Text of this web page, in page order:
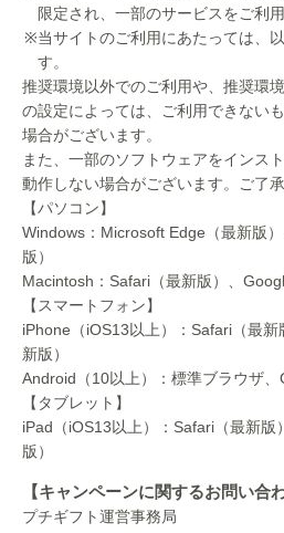
限定され、一部のサービスをご利用
当サイトのご利用にあたっては、
す。
推奨環境以外でのご利用や、推奨環
の設定によっては、ご利用できない
場合がございます。
また、一部のソフトウェアをインス
動作しない場合がございます。ご了承
【パソコン】
Windows：Microsoft Edge（最新版
版）
Macintosh：Safari（最新版）、
【スマートフォン】
iPhone（iOS13以上）：Safari（最
新版）
Android（10以上）：標準ブラウザ、
【タブレット】
iPad（iOS13以上）：Safari（最新
版）
【キャンペーンに関するお問い合わ
プチギフト運営事務局